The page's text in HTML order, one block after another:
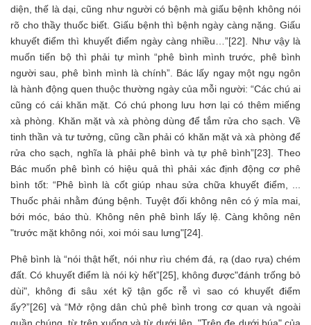
diện, thế là dại, cũng như người có bệnh mà giấu bệnh không nói
rõ cho thầy thuốc biết. Giấu bệnh thì bệnh ngày càng nặng. Giấu
khuyết điểm thì khuyết điểm ngày càng nhiều…”[22]. Như vậy là
muốn tiến bộ thì phải tự mình “phê bình mình trước, phê bình
người sau, phê bình mình là chính”. Bác lấy ngay một ngụ ngôn
là hành động quen thuộc thường ngày của mỗi người: “Các chú ai
cũng có cái khăn mặt. Có chú phong lưu hơn lại có thêm miếng
xà phòng. Khăn mặt và xà phòng dùng để tắm rửa cho sạch. Về
tinh thần và tư tưởng, cũng cần phải có khăn mặt và xà phòng để
rửa cho sạch, nghĩa là phải phê bình và tự phê bình”[23]. Theo
Bác muốn phê bình có hiệu quả thì phải xác định động cơ phê
bình tốt: “Phê bình là cốt giúp nhau sửa chữa khuyết điểm, ...
Thuốc phải nhằm đúng bệnh. Tuyệt đối không nên có ý mỉa mai,
bới móc, báo thù. Không nên phê bình lấy lệ. Càng không nên
"trước mặt không nói, xoi mói sau lưng"[24].
Phê bình là “nói thật hết, nói như rìu chém đá, rạ (dao rựa) chém
đất. Có khuyết điểm là nói kỳ hết”[25], không được"đánh trống bỏ
dùi", không đi sâu xét kỹ tận gốc rễ vì sao có khuyết điểm
ấy?”[26] và “Mở rộng dân chủ phê bình trong cơ quan và ngoài